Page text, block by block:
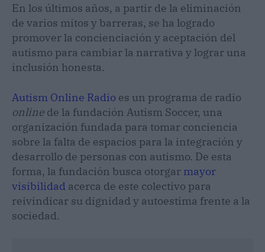
En los últimos años, a partir de la eliminación
de varios mitos y barreras, se ha logrado
promover la concienciación y aceptación del
autismo para cambiar la narrativa y lograr una
inclusión honesta.
Autism Online Radio es un programa de radio
online de la fundación Autism Soccer, una
organización fundada para tomar conciencia
sobre la falta de espacios para la integración y
desarrollo de personas con autismo. De esta
forma, la fundación busca otorgar mayor
visibilidad acerca de este colectivo para
reivindicar su dignidad y autoestima frente a la
sociedad.